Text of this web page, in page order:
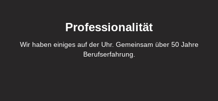
Professionalität
Wir haben einiges auf der Uhr. Gemeinsam über 50 Jahre
Berufserfahrung.